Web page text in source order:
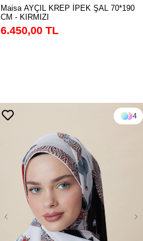
Maisa AYÇIL KREP İPEK ŞAL 70*190
CM - KIRMIZI
6.450,00 TL
4